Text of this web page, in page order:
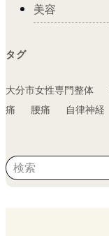
美容
タグ
大分市女性専門整体
痛
腰痛 自律神経